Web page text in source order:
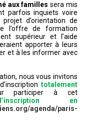
aux famillessera mis
parfois inquiets voire
d’orientation de
l’offre de formation
supérieur et l’aide
apporter à leurs
et à les informer avec
nous vous invitons
totalement
participer à cet
en
agenda/paris-